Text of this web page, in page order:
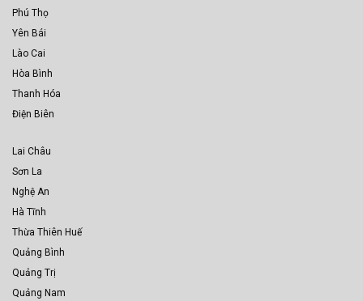
Phú Thọ
Yên Bái
Lào Cai
Hòa Bình
Thanh Hóa
Điện Biên
Lai Châu
Sơn La
Nghệ An
Hà Tĩnh
Thừa Thiên Huế
Quảng Bình
Quảng Trị
Quảng Nam